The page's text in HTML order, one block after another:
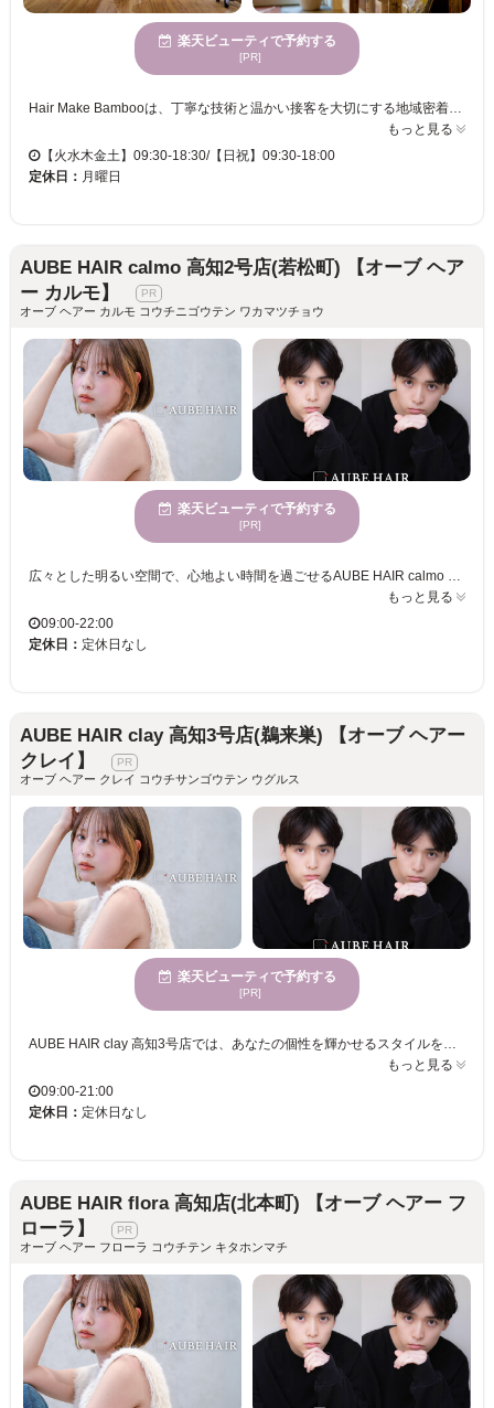
楽天ビューティで予約する
[PR]
Hair Make Bambooは、丁寧な技術と温かい接客を大切にする地域密着型サロンです。経験豊富なスタイリストが、お客様一人ひとりの髪質やライフスタイルに合わせたご提案を行い、“なりたい”を叶えるお手伝いをしています。 特に髪質改善メニューに力を入れており、広がり・パサつき・ダメージなど大人女性の髪のお悩みに寄り添い、扱いやすく美しい髪へ導きます。カット・カラー・パーマに加え、マツエクやエステも併設し、トータルビューティーをご提供。 自然の温もりを感じられる落ち着いた空間で、心も髪もリフレッシュできる時間をお過ごしください。通いやすい価格と居心地の良さで、多くのお客様にご利用いただいております。
もっと見る
【火水木金土】09:30-18:30/【日祝】09:30-18:00
定休日： 月曜日
AUBE HAIR calmo 高知2号店(若松町) 【オーブ ヘア
ー カルモ】
オーブ ヘアー カルモ コウチニゴウテン ワカマツチョウ
楽天ビューティで予約する
[PR]
広々とした明るい空間で、心地よい時間を過ごせるAUBE HAIR calmo 高知2号店。ここでは、お客様一人ひとりの髪質や骨格を丁寧に見極め、ライフスタイルに寄り添ったスタイルをご提案いたします。トレンドを巧みに取り入れつつ、あなたの個性を引き立てるデザインを実現します。心地よい価格設定で、継続して通いやすいのも魅力。特に若い女性に多く支持され、多様なニーズに対応できるのがAUBE HAIR calmoの強みです。ぜひ、自分らしい素敵なスタイルを手に入れて、毎日の生活を一層楽しくしてください。
もっと見る
09:00-22:00
定休日： 定休日なし
AUBE HAIR clay 高知3号店(鵜来巣) 【オーブ ヘアー
クレイ】
オーブ ヘアー クレイ コウチサンゴウテン ウグルス
楽天ビューティで予約する
[PR]
AUBE HAIR clay 高知3号店では、あなたの個性を輝かせるスタイルをお届けします。1人ひとりの髪質や骨格を丁寧に見極めることで、ライフスタイルに溶け込む“自分に似合う”スタイルを提供。誰しもが持つ“私らしい可愛さ”を大切にし、トレンドを取り入れたヘアスタイルをお手頃な価格でキープできます。女性に人気のある当サロンでは、あなたの願いを叶えるスタイルを実現。AUBE HAIR clayで、日常を彩る最高のヘアスタイルを体験し、毎日がもっと楽しく自信に満ちた日々に。マンツーマンの丁寧なカウンセリングと施術で、あなたの「なりたい自分」に一歩近づけます。
もっと見る
09:00-21:00
定休日： 定休日なし
AUBE HAIR flora 高知店(北本町) 【オーブ ヘアー フ
ローラ】
オーブ ヘアー フローラ コウチテン キタホンマチ